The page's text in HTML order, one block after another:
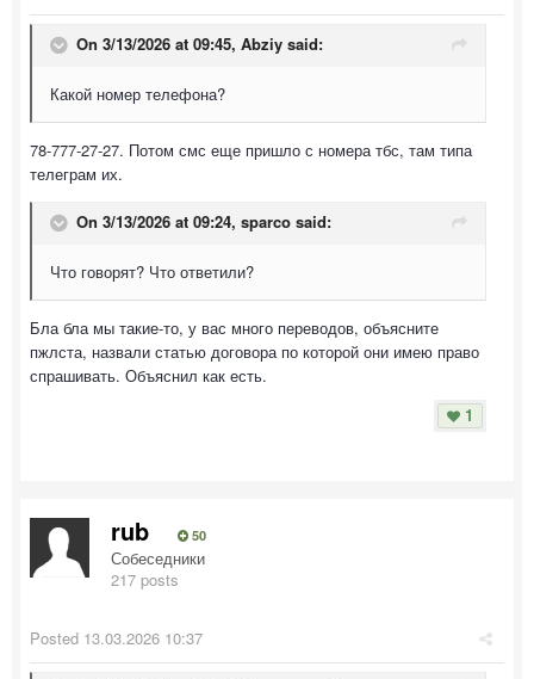
On 3/13/2026 at 09:45, Abziy said:
Какой номер телефона?
78-777-27-27. Потом смс еще пришло с номера тбс, там типа
телеграм их.
On 3/13/2026 at 09:24, sparco said:
Что говорят? Что ответили?
Бла бла мы такие-то, у вас много переводов, объясните
пжлста, назвали статью договора по которой они имею право
спрашивать. Объяснил как есть.
1
rub 50
Собеседники
217 posts
Posted 13.03.2026 10:37